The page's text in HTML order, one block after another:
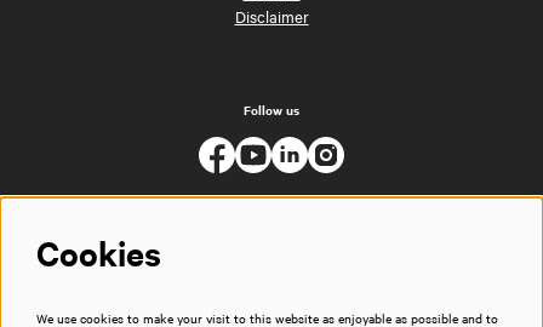
Disclaimer
Follow us
Cookies
We use cookies to make your visit to this website as enjoyable as possible and to